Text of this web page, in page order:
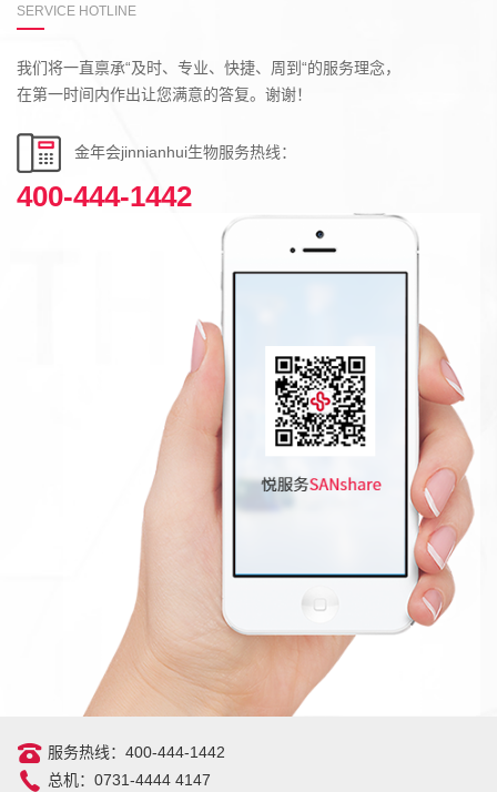
SERVICE HOTLINE
我们将一直禀承“及时、专业、快捷、周到“的服务理念，
在第一时间内作出让您满意的答复。谢谢！
金年会jinnianhui生物服务热线：
400-444-1442
服务热线：400-444-1442
总机：0731-4444 4147